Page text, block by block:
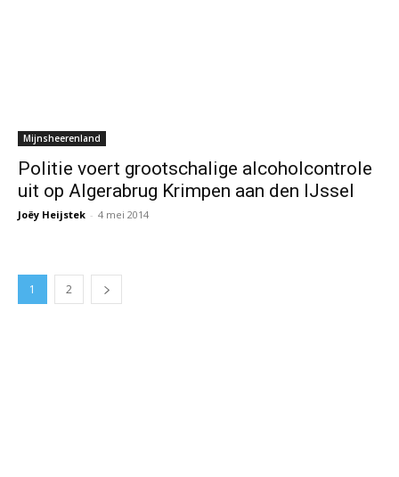
Mijnsheerenland
Politie voert grootschalige alcoholcontrole
uit op Algerabrug Krimpen aan den IJssel
Joëy Heijstek - 4 mei 2014
1 2